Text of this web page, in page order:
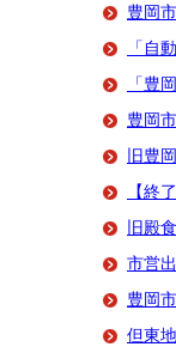
豊岡
「自
「豊
豊岡
旧豊
【終
旧殿
市営
豊岡
但東